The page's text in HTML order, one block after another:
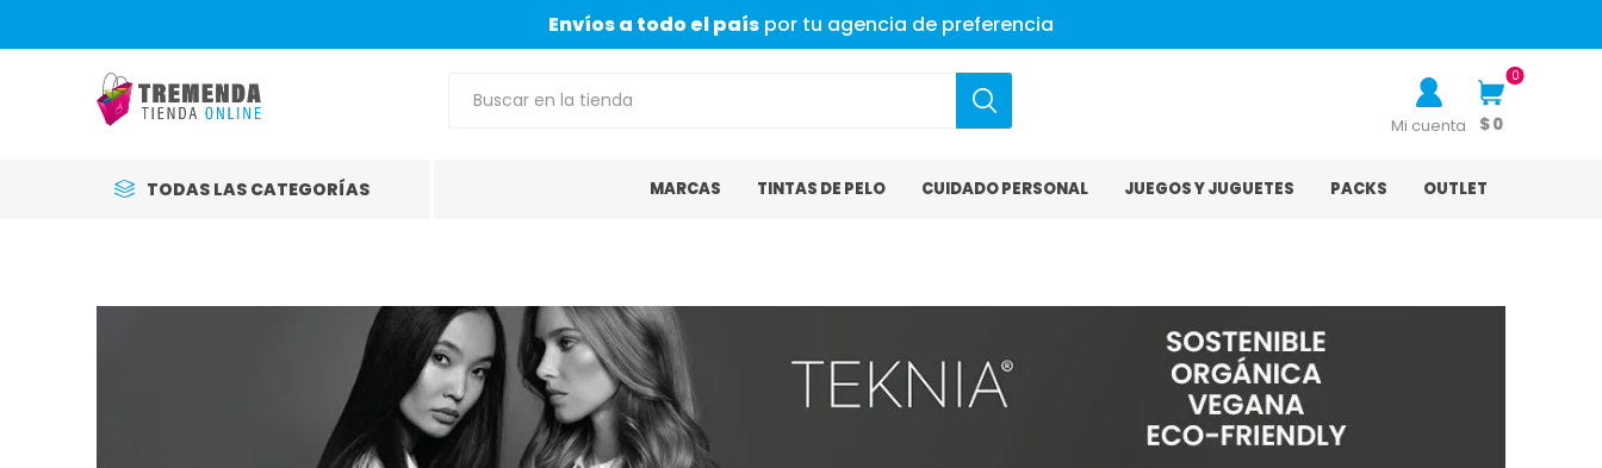
Envíos a todo el país por tu agencia de preferencia
Mi cuenta
0
$ 0
TODAS LAS CATEGORÍAS MARCAS TINTAS DE PELO CUIDADO PERSONAL JUEGOS Y JUGUETES PACKS OUTLET